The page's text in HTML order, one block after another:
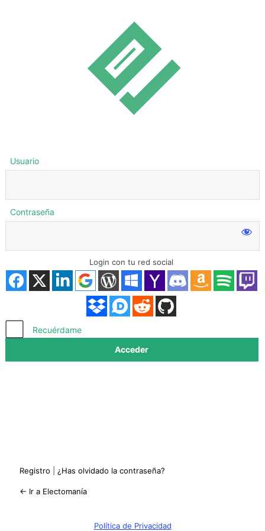
Acceder
Usuario
Contraseña
Login con tu red social
Recuérdame
Registro ¿Has olvidado la contraseña?
← Ir a Electomanía
Política de Privacidad